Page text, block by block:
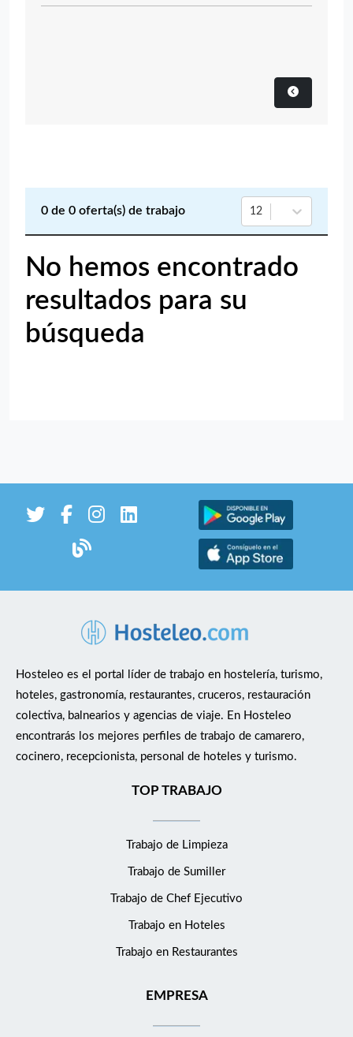
0 de 0 oferta(s) de trabajo 12
No hemos encontrado
resultados para su
búsqueda
Hosteleo es el portal líder de trabajo en hostelería, turismo,
hoteles, gastronomía, restaurantes, cruceros, restauración
colectiva, balnearios y agencias de viaje. En Hosteleo
encontrarás los mejores perfiles de trabajo de camarero,
cocinero, recepcionista, personal de hoteles y turismo.
TOP TRABAJO
Trabajo de Limpieza
Trabajo de Sumiller
Trabajo de Chef Ejecutivo
Trabajo en Hoteles
Trabajo en Restaurantes
EMPRESA